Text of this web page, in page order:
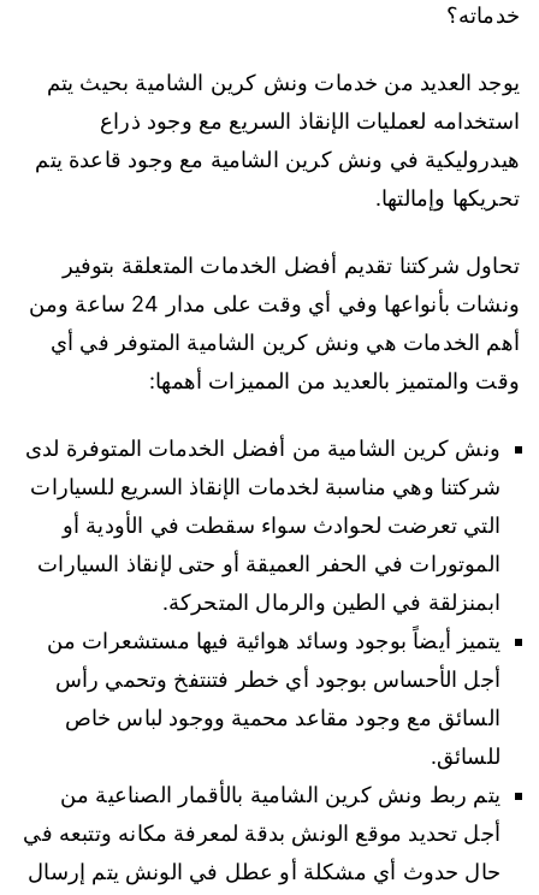
خدماته؟
يوجد العديد من خدمات ونش كرين الشامية بحيث يتم
استخدامه لعمليات الإنقاذ السريع مع وجود ذراع
هيدروليكية في ونش كرين الشامية مع وجود قاعدة يتم
تحريكها وإمالتها.
تحاول شركتنا تقديم أفضل الخدمات المتعلقة بتوفير
ونشات بأنواعها وفي أي وقت على مدار 24 ساعة ومن
أهم الخدمات هي ونش كرين الشامية المتوفر في أي
وقت والمتميز بالعديد من المميزات أهمها:
ونش كرين الشامية من أفضل الخدمات المتوفرة لدى
شركتنا وهي مناسبة لخدمات الإنقاذ السريع للسيارات
التي تعرضت لحوادث سواء سقطت في الأودية أو
الموتورات في الحفر العميقة أو حتى لإنقاذ السيارات
ابمنزلقة في الطين والرمال المتحركة.
يتميز أيضاً بوجود وسائد هوائية فيها مستشعرات من
أجل الأحساس بوجود أي خطر فتنتفخ وتحمي رأس
السائق مع وجود مقاعد محمية ووجود لباس خاص
للسائق.
يتم ربط ونش كرين الشامية بالأقمار الصناعية من
أجل تحديد موقع الونش بدقة لمعرفة مكانه وتتبعه في
حال حدوث أي مشكلة أو عطل في الونش يتم إرسال